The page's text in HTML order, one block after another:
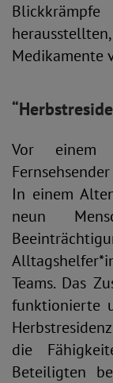
Medikamente
Vor einem
In einem
neun
Teams. Das
funktionierte
die
Beteiligten